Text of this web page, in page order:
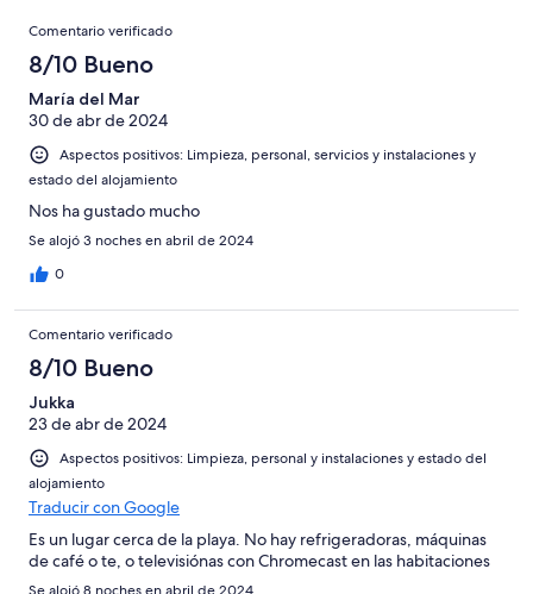
Bueno
puntuación
Normal
una
puntuación
Mediocre
101
una
puntuación
de
Comentarios
Comentario verificado
8/10 Bueno
María del Mar
30 de abr de 2024
Aspectos positivos: Limpieza, personal, servicios y instalaciones y
estado del alojamiento
Nos ha gustado mucho
Se alojó 3 noches en abril de 2024
0
Comentario verificado
8/10 Bueno
Jukka
23 de abr de 2024
Aspectos positivos: Limpieza, personal y instalaciones y estado del
alojamiento
Traducir con Google
Es un lugar cerca de la playa. No hay refrigeradoras, máquinas
de café o te, o televisiónas con Chromecast en las habitaciones